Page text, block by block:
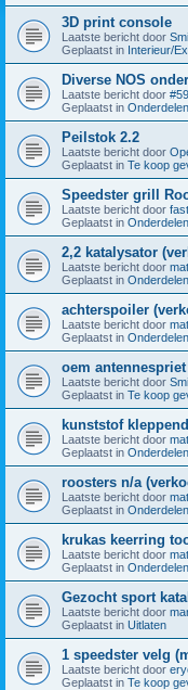
3D print console
Laatste bericht door
Geplaatst in Interieur/
Diverse NOS
Laatste bericht door
Geplaatst in Onderdelen
Peilstok 2.2
Laatste bericht door
Geplaatst in Te koop
Speedster grill
Laatste bericht door
Geplaatst in Onderdelen
2,2 katalysator
Laatste bericht door
Geplaatst in Onderdelen
achterspoiler
Laatste bericht door
Geplaatst in Onderdelen
oem antennespriet
Laatste bericht door
Geplaatst in Te koop
kunststof
Laatste bericht door
Geplaatst in Onderdelen
roosters n/a
Laatste bericht door
Geplaatst in Onderdelen
krukas keerring
Laatste bericht door
Geplaatst in Onderdelen
Gezocht sport
Laatste bericht door
Geplaatst in Uitlaten
1 speedster velg
Laatste bericht door
Geplaatst in Te koop